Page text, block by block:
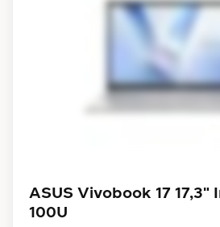
ASUS Vivobook 17 17,3"
100U